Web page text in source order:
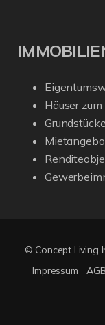
Häuser zum
Grundstücke
© Concept Living
Impressum
AGB